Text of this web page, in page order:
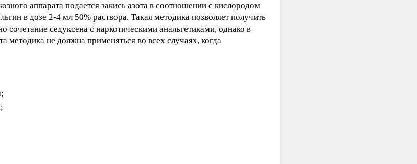
аппарата подается закись азота в соотношении с кислородом
в дозе 2-4 мл 50% раствора. Такая методика позволяет получить
седуксена с наркотическими анальгетиками, однако в
методика не должна применяться во всех случаях, когда